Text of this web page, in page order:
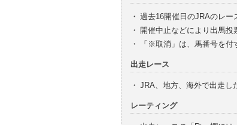
・ 過去16開催日のJRAのレー
・ 開催中止などにより出馬投
・
「※取消」は、馬番号を付
出走レース
・ JRA、地方、海外で出走し
レーティング